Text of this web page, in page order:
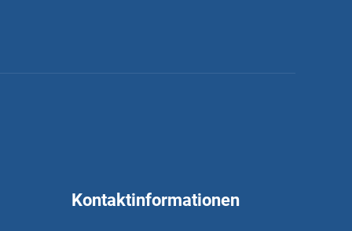
Kontaktinformationen